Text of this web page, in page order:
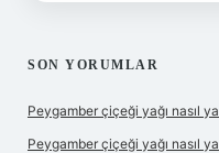
SON YORUMLAR
Peygamber çiçeği yağı nasıl
Peygamber çiçeği yağı nasıl